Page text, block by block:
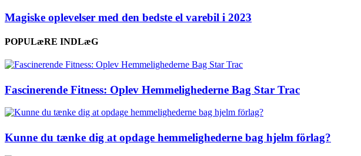
Magiske oplevelser med den bedste el varebil i 2023
POPULæRE INDLæG
Fascinerende Fitness: Oplev Hemmelighederne Bag Star Trac
Kunne du tænke dig at opdage hemmelighederne bag hjelm förlag?